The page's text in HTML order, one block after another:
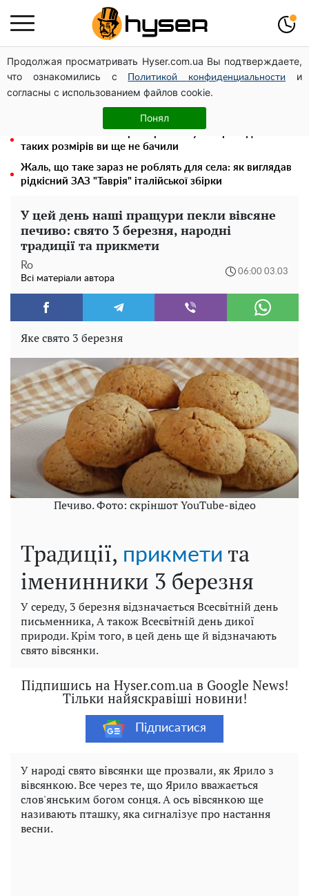
Продолжая просматривать Hyser.com.ua Вы подтверждаете,
что ознакомились с
Политикой конфиденциальности
и
согласны с использованием файлов cookie.
Понял
Гола Олена Тополя у цікавих позах змусила відвисати
щелепи: злив відео – було лише початком
Олена Тополя злив відео – це далеко не все: фронтмен
"Антитіла" Тарас Тополя став наступним
таких розмірів ви ще не бачили
Жаль, що таке зараз не роблять для села: як виглядав
рідкісний ЗАЗ "Таврія" італійської збірки
У цей день наші пращури пекли вівсяне
печиво: свято 3 березня, народні
традиції та прикмети
Ro
Всі матеріали автора
06:00 03.03
Яке свято 3 березня
Печиво. Фото: скріншот YouTube-відео
Традиції, прикмети та
іменинники 3 березня
У середу, 3 березня відзначається Всесвітній день
письменника, А також Всесвітній день дикої
природи. Крім того, в цей день ще й відзначають
свято вівсянки.
Підпишись на Hyser.com.ua в Google News!
Тільки найяскравіші новини!
Підписатися
У народі свято вівсянки ще прозвали, як Ярило з
вівсянкою. Все через те, що Ярило вважається
слов'янським богом сонця. А ось вівсянкою ще
називають пташку, яка сигналізує про настання
весни.